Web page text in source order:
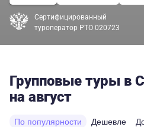
Сертифицированный
туроператор РТО 020723
Групповые туры в
на август
По популярности Дешевле